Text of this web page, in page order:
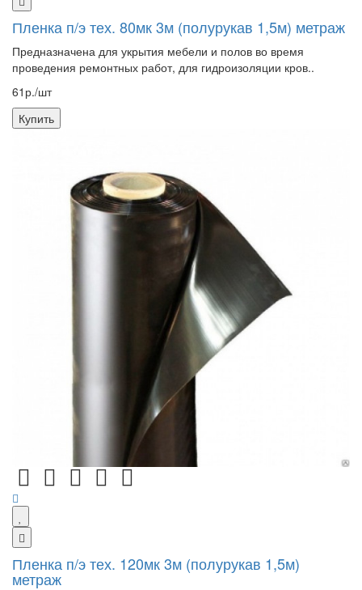
Пленка п/э тех. 80мк 3м (полурукав 1,5м) метраж
Предназначена для укрытия мебели и полов во время
проведения ремонтных работ, для гидроизоляции кров..
61р./шт
Купить
Пленка п/э тех. 120мк 3м (полурукав 1,5м)
метраж